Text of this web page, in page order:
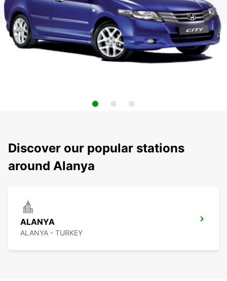
Discover our popular stations
around Alanya
ALANYA
ALANYA - TURKEY